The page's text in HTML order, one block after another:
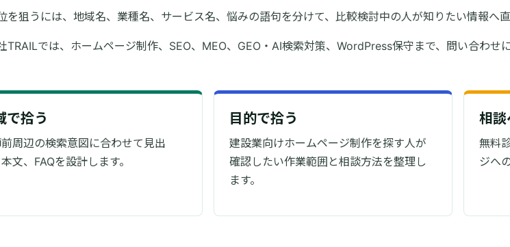
を狙うには、地域名、業種名、サービス名、悩みの語句を分けて、比較検討中の人が知りたい情報へ直
TRAILでは、ホームページ制作、SEO、MEO、GEO・AI検索対策、WordPress保守まで、問い合わせ
で拾う
周辺の検索意図に合わせて見出
文、FAQを設計します。
目的で拾う
建設業向けホームページ制作を探す人が
確認したい作業範囲と相談方法を整理し
ます。
相談
無料
ジへ